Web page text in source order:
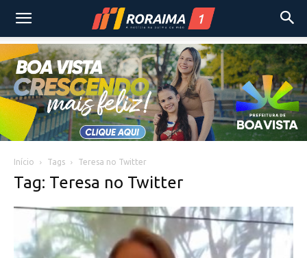
Início Tags Teresa no Twitter
Tag: Teresa no Twitter